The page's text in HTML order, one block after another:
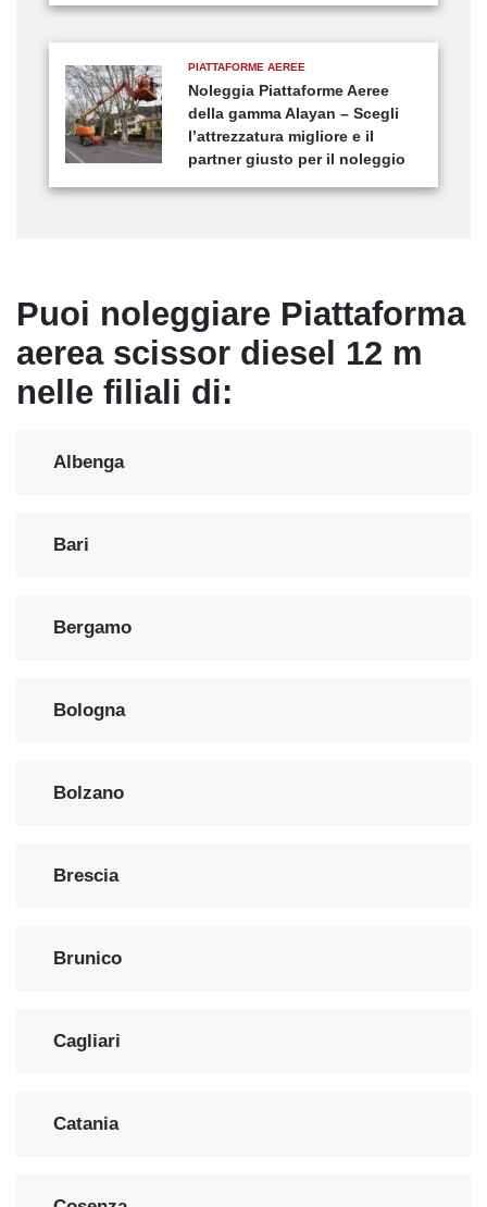
PIATTAFORME AEREE
Noleggia Piattaforme Aeree
della gamma Alayan – Scegli
l’attrezzatura migliore e il
partner giusto per il noleggio
Puoi noleggiare Piattaforma
aerea scissor diesel 12 m
nelle filiali di:
Albenga
Bari
Bergamo
Bologna
Bolzano
Brescia
Brunico
Cagliari
Catania